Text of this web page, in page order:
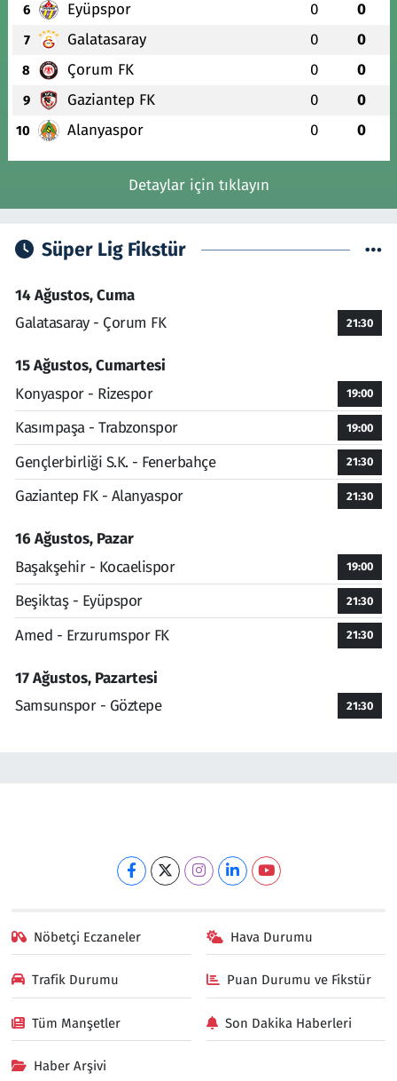
6 Eyüpspor 0 0
7 Galatasaray 0 0
8 Çorum FK 0 0
9 Gaziantep FK 0 0
10 Alanyaspor 0 0
Detaylar için tıklayın
Süper Lig Fikstür
14 Ağustos, Cuma
Galatasaray - Çorum FK
21:30
15 Ağustos, Cumartesi
Konyaspor - Rizespor
19:00
Kasımpaşa - Trabzonspor 19:00
Gençlerbirliği S.K. - Fenerbahçe 21:30
Gaziantep FK - Alanyaspor 21:30
16 Ağustos, Pazar
Başakşehir - Kocaelispor
19:00
Beşiktaş - Eyüpspor 21:30
Amed - Erzurumspor FK 21:30
17 Ağustos, Pazartesi
Samsunspor - Göztepe
21:30
Nöbetçi Eczaneler Hava Durumu
Trafik Durumu Puan Durumu ve Fikstür
Tüm Manşetler Son Dakika Haberleri
Haber Arşivi